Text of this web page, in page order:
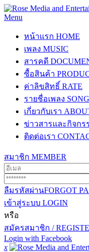
Menu
หน้าแรก HOME
เพลง MUSIC
สารคดี
ซื้อสินค้า
ค่าลิขสิทธิ์ RATE
รายชื่อเพลง SONG
เกี่ยวกับเรา
ข่าวสารและกิจกร
ติดต่อเรา
สมาชิก MEMBER
ลืมรหัสผ่านFORGOT
เข้าสู่ระบบ LOGIN
หรือ
สมัครสมาชิก /
Login with Facebook
x